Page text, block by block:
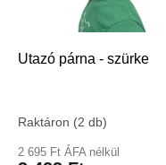
Utazó párna - szürke
Raktáron (2 db)
2 695 Ft ÁFA nélkül